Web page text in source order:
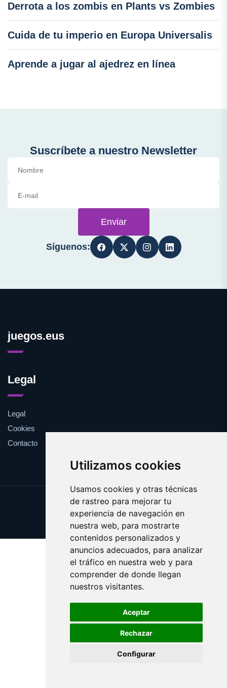
Utilizamos cookies
Usamos cookies y otras técnicas
de rastreo para mejorar tu
experiencia de navegación en
nuestra web, para mostrarte
contenidos personalizados y
anuncios adecuados, para analizar
el tráfico en nuestra web y para
comprender de donde llegan
nuestros visitantes.
Aceptar
Rechazar
Configurar
Derrota a los zombis en Plants vs Zombies
Cuida de tu imperio en Europa Universalis
Aprende a jugar al ajedrez en línea
Suscríbete a nuestro Newsletter
Enviar
Síguenos:
juegos.eus
Legal
Legal
Cookies
Contacto
Update cookies preferences
Copyright © 2025 juegos.eus